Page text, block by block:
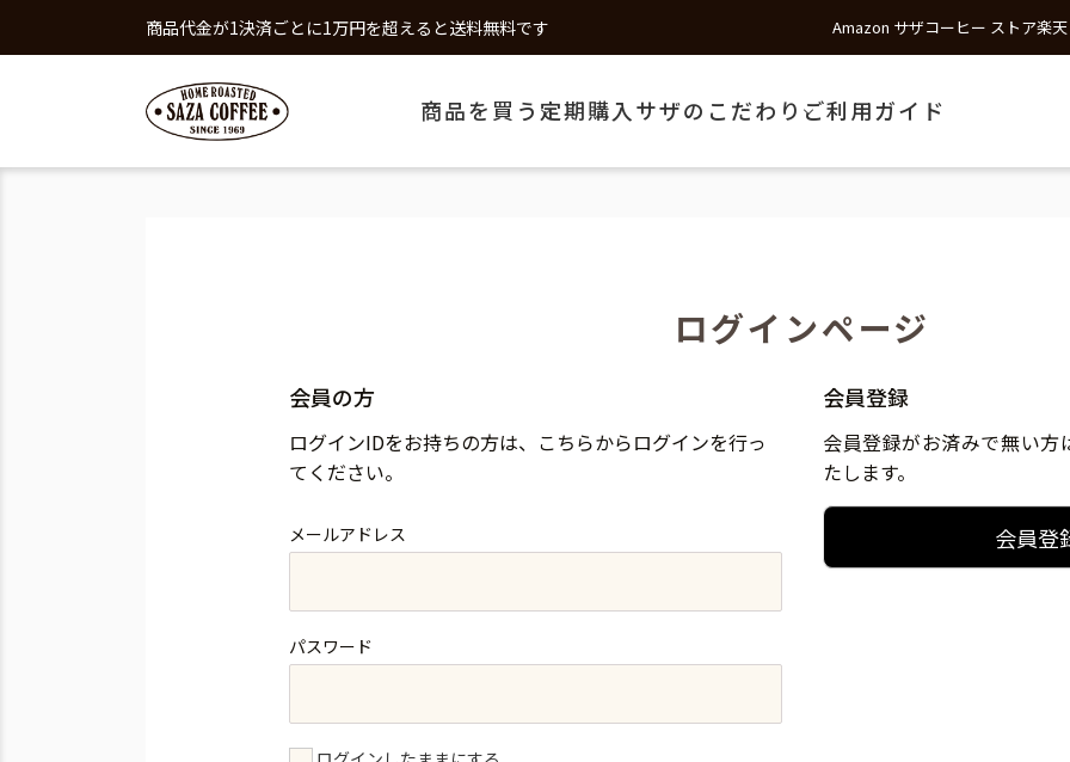
商品代金が1決済ごとに1万円を超えると送料無料です Amazon サザコーヒー ストア楽
商品を買う 定期購入 サザのこだわり ご利用ガイド
ログインページ
会員の方
ログインIDをお持ちの方は、こちらからログインを行っ
てください。
メールアドレス
パスワード
会員登録
会員登録がお済みで無い
たします。
会員登